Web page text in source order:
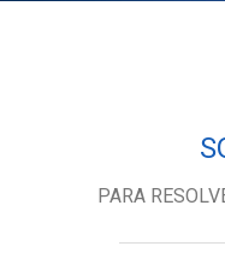
PARA